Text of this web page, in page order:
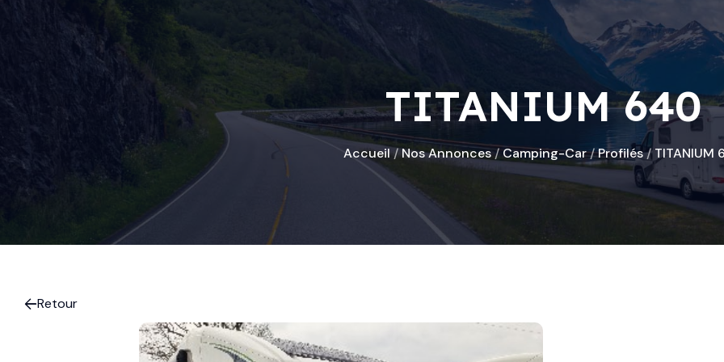
TITANIUM 640
Accueil/Nos Annonces/ Camping-Car/Profilés/TITANIUM
Retour